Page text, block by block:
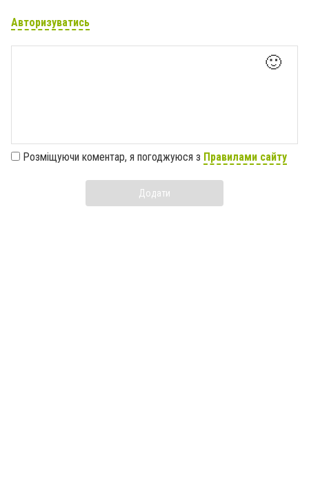
Авторизуватись
🙂
Розміщуючи коментар, я погоджуюся з Правилами сайту
Додати